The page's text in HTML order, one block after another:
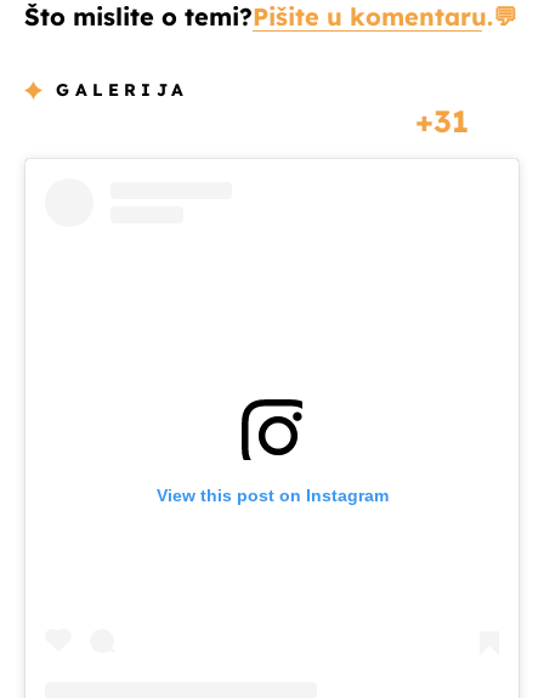
Što mislite o temi?Pišite u komentaru.
GALERIJA
31
View this post on Instagram